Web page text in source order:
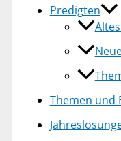
Predigten
Themen und